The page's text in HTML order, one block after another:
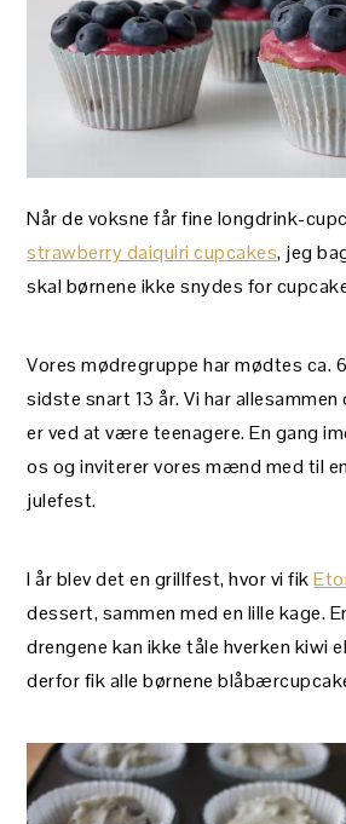
Når de voksne får fine longdrink-
strawberry daiquiri cupcakes, jeg
skal børnene ikke snydes for
Vores mødregruppe har mødtes ca.
sidste snart 13 år. Vi har
er ved at være teenagere. En gang
os og inviterer vores mænd med til
julefest.
I år blev det en grillfest, hvor vi fik
dessert, sammen med en lille kage.
drengene kan ikke tåle hverken kiwi
derfor fik alle børnene